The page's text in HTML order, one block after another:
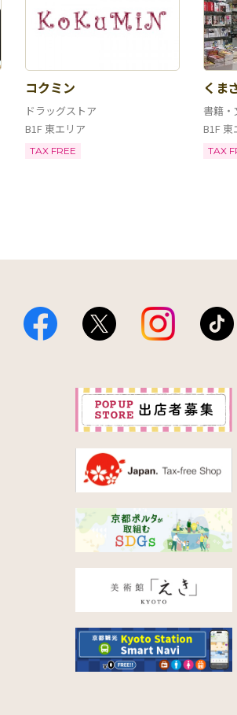
コクミン
ドラッグストア
B1F 東エリア
TAX FREE
くま
書籍・
B1F 東
TAX